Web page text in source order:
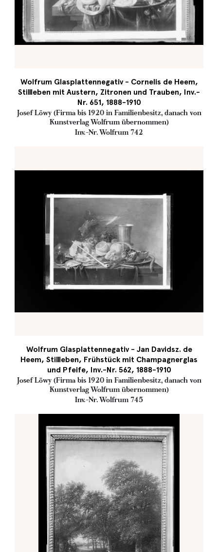
Wolfrum Glasplattennegativ - Cornelis de Heem,
Stillleben mit Austern, Zitronen und Trauben, Inv.-
Nr. 651, 1888-1910
Josef Löwy (Firma bis 1920 in Familienbesitz, danach von
Kunstverlag Wolfrum übernommen)
Inv.-Nr. Wolfrum 742
Wolfrum Glasplattennegativ - Jan Davidsz. de
Heem, Stillleben, Frühstück mit Champagnerglas
und Pfeife, Inv.-Nr. 562, 1888-1910
Josef Löwy (Firma bis 1920 in Familienbesitz, danach von
Kunstverlag Wolfrum übernommen)
Inv.-Nr. Wolfrum 745